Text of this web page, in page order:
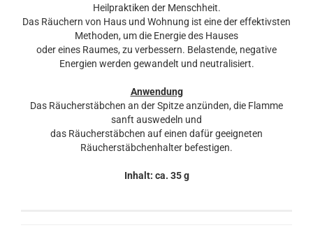
Heilpraktiken der Menschheit.
Das Räuchern von Haus und Wohnung ist eine der effektivsten
Methoden, um die Energie des Hauses
oder eines Raumes, zu verbessern. Belastende, negative
Energien werden gewandelt und neutralisiert.
Anwendung
Das Räucherstäbchen an der Spitze anzünden, die Flamme
sanft auswedeln und
das Räucherstäbchen auf einen dafür geeigneten
Räucherstäbchenhalter befestigen.
Inhalt: ca. 35 g